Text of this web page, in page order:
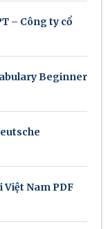
– Công ty cổ
Beginner
Nam PDF